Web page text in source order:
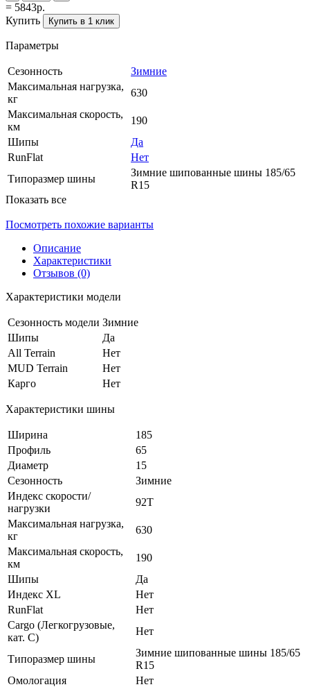
= 5843р.
Купить
Купить в 1 клик
Параметры
Сезонность
Зимние
Максимальная нагрузка,
кг
630
Максимальная скорость,
км
190
Шипы
Да
RunFlat
Нет
Типоразмер шины
Зимние шипованные шины 185/65
R15
Показать все
Посмотреть похожие варианты
Описание
Характеристики
Отзывов (0)
Характеристики модели
Сезонность модели Зимние
Шипы
Да
All Terrain
Нет
MUD Terrain
Нет
Карго
Нет
Характеристики шины
Ширина
185
Профиль
65
Диаметр
15
Сезонность
Зимние
Индекс скорости/
нагрузки
92T
Максимальная нагрузка,
кг
630
Максимальная скорость,
км
190
Шипы
Да
Индекс XL
Нет
RunFlat
Нет
Cargo (Легкогрузовые,
кат. С)
Нет
Типоразмер шины
Зимние шипованные шины 185/65
R15
Омологация
Нет